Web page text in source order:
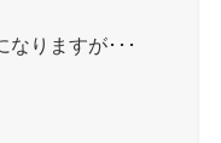
りますが･･･